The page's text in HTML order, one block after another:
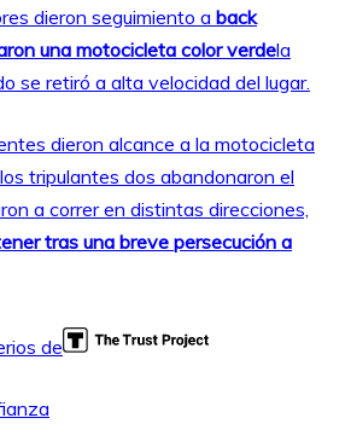
dieron seguimiento a back
una motocicleta color verdela
se retiró a alta velocidad del lugar.
dieron alcance a la motocicleta
tripulantes dos abandonaron el
a correr en distintas direcciones,
tras una breve persecución a
de